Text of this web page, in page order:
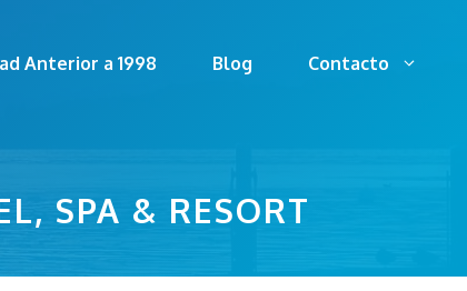
Anterior a 1998 Blog Contacto
SPA & RESORT